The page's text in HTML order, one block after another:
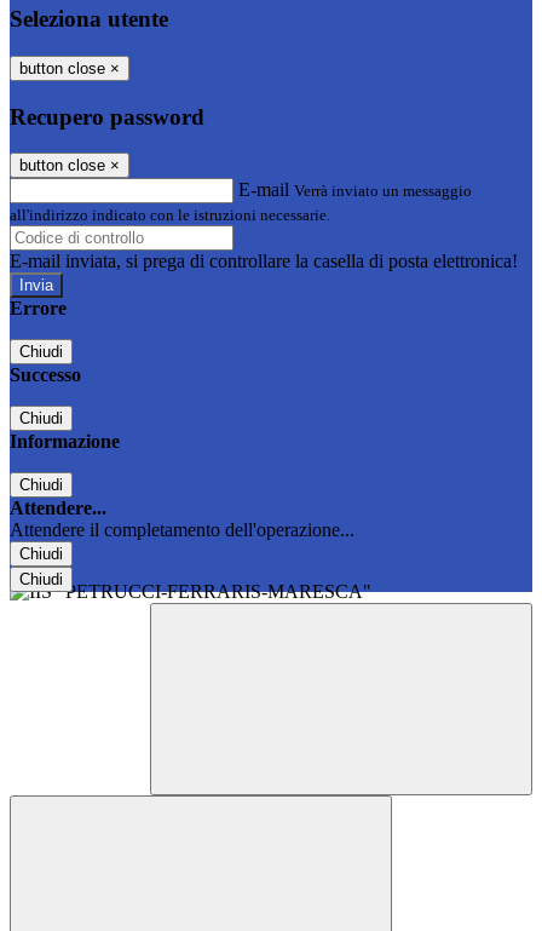
Seleziona utente
button close ×
Recupero password
button close ×
E-mail Verrà inviato un messaggio
all'indirizzo indicato con le istruzioni necessarie.
E-mail inviata, si prega di controllare la casella di posta elettronica!
Errore
Chiudi
Successo
Chiudi
Informazione
Chiudi
Attendere...
Attendere il completamento dell'operazione...
Chiudi
Chiudi